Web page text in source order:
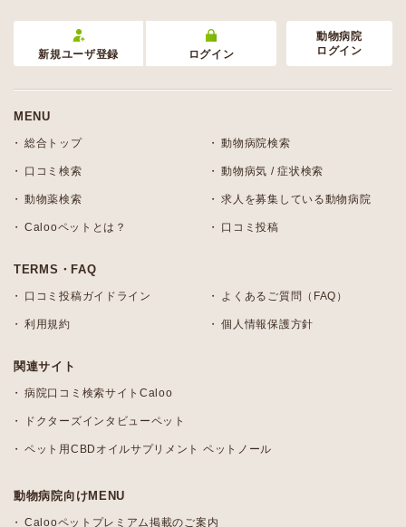
新規ユーザ登録 ログイン
動物病院
ログイン
MENU
総合トップ 動物病院検索
口コミ検索 動物病気 / 症状検索
動物薬検索 求人を募集している動物病院
Calooペットとは？ 口コミ投稿
TERMS・FAQ
口コミ投稿ガイドライン よくあるご質問（FAQ）
利用規約 個人情報保護方針
関連サイト
病院口コミ検索サイトCaloo
ドクターズインタビューペット
ペット用CBDオイルサプリメント ペットノール
動物病院向けMENU
Calooペットプレミアム掲載のご案内